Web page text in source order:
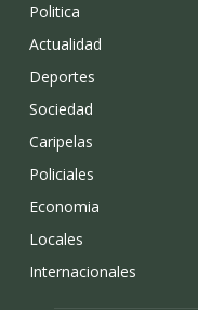
Politica
Actualidad
Deportes
Sociedad
Caripelas
Policiales
Economia
Locales
Internacionales